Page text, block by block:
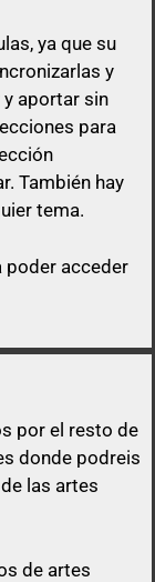
será
ninguna
, ya que su
y
aportar sin
para
También hay
tema.
poder acceder
por el resto de
donde podreis
las artes
de artes